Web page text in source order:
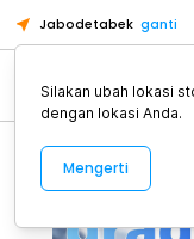
Jabodetabek ganti
Alat Kopi
Silakan ubah lokasi
dengan lokasi Anda.
Mengerti